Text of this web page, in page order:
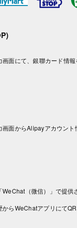
面にて、銀聯カード情
面からAlipayアカウン
（微信）」で提
らWeChatアプリにて